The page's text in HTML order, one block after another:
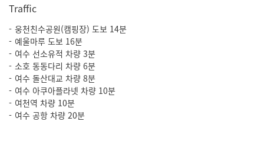
Traffic
웅천친수공원(캠핑장) 도보 14분
예울마루 도보 16분
여수 선소유적 차량 3분
소호 동동다리 차량 6분
여수 돌산대교 차량 8분
여수 아쿠아플라넷 차량 10분
여천역 차량 10분
여수 공항 차량 20분